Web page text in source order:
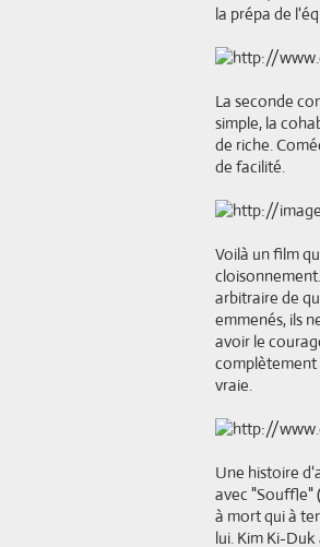
la prépa de
La seconde
simple, la
de riche.
de facilité.
Voilà un film
arbitraire de
emmenés, ils
avoir le
complètement
vraie.
Une histoire
avec "Souffle"
à mort qui à
lui. Kim Ki-